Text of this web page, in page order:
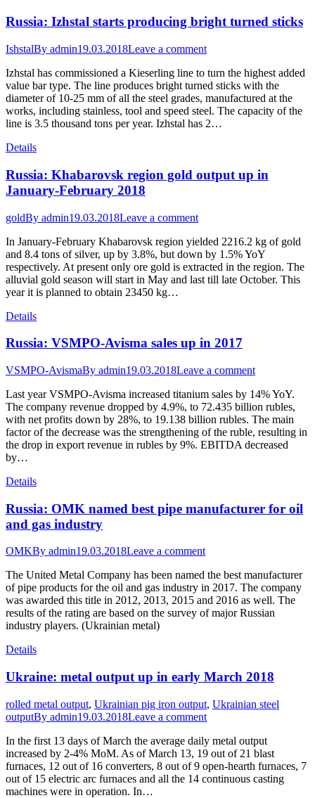
Russia: Izhstal starts producing bright turned sticks
IshstalBy admin19.03.2018Leave a comment
Izhstal has commissioned a Kieserling line to turn the highest added
value bar type. The line produces bright turned sticks with the
diameter of 10-25 mm of all the steel grades, manufactured at the
works, including stainless, tool and speed steel. The capacity of the
line is 3.5 thousand tons per year. Izhstal has 2…
Details
Russia: Khabarovsk region gold output up in
January-February 2018
goldBy admin19.03.2018Leave a comment
In January-February Khabarovsk region yielded 2216.2 kg of gold
and 8.4 tons of silver, up by 3.8%, but down by 1.5% YoY
respectively. At present only ore gold is extracted in the region. The
alluvial gold season will start in May and last till late October. This
year it is planned to obtain 23450 kg…
Details
Russia: VSMPO-Avisma sales up in 2017
VSMPO-AvismaBy admin19.03.2018Leave a comment
Last year VSMPO-Avisma increased titanium sales by 14% YoY.
The company revenue dropped by 4.9%, to 72.435 billion rubles,
with net profits down by 28%, to 19.138 billion rubles. The main
factor of the decrease was the strengthening of the ruble, resulting in
the drop in export revenue in rubles by 9%. EBITDA decreased
by…
Details
Russia: OMK named best pipe manufacturer for oil
and gas industry
OMKBy admin19.03.2018Leave a comment
The United Metal Company has been named the best manufacturer
of pipe products for the oil and gas industry in 2017. The company
was awarded this title in 2012, 2013, 2015 and 2016 as well. The
results of the rating are based on the survey of major Russian
industry players. (Ukrainian metal)
Details
Ukraine: metal output up in early March 2018
rolled metal output, Ukrainian pig iron output, Ukrainian steel
outputBy admin19.03.2018Leave a comment
In the first 13 days of March the average daily metal output
increased by 2-4% MoM. As of March 13, 19 out of 21 blast
furnaces, 12 out of 16 converters, 8 out of 9 open-hearth furnaces, 7
out of 15 electric arc furnaces and all the 14 continuous casting
machines were in operation. In…